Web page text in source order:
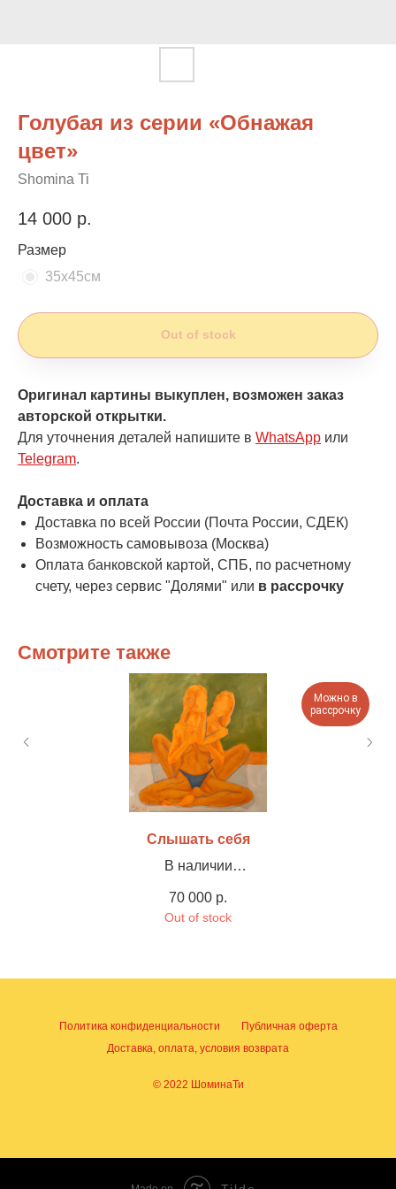
Голубая из серии «Обнажая
цвет»
Shomina Ti
14 000 р.
Размер
35х45см
Out of stock
Оригинал картины выкуплен, возможен заказ
авторской открытки.
Для уточнения деталей напишите в WhatsApp или
Telegram.
Доставка и оплата
Доставка по всей России (Почта России, СДЕК)
Возможность самовывоза (Москва)
Оплата банковской картой, СПБ, по расчетному
счету, через сервис "Долями" или в рассрочку
Смотрите также
Можно в
рассрочку
Слышать себя
В наличии
70 000 р.
Out of stock
Политика конфиденциальности
Публичная оферта
Доставка, оплата, условия возврата
© 2022 ШоминаТи